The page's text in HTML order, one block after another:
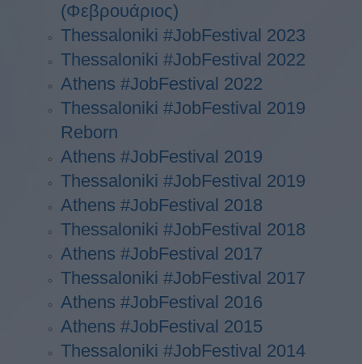
(Φεβρουάριος)
Thessaloniki #JobFestival 2023
Thessaloniki #JobFestival 2022
Athens #JobFestival 2022
Thessaloniki #JobFestival 2019
Reborn
Athens #JobFestival 2019
Thessaloniki #JobFestival 2019
Athens #JobFestival 2018
Thessaloniki #JobFestival 2018
Athens #JobFestival 2017
Τhessaloniki #JobFestival 2017
Athens #JobFestival 2016
Athens #JobFestival 2015
Thessaloniki #JobFestival 2014